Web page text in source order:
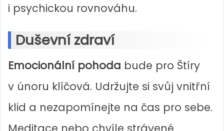
i psychickou rovnováhu.
Duševní zdraví
Emocionální pohoda bude pro Štíry
v únoru klíčová. Udržujte si svůj vnitřní
klid a nezapomínejte na čas pro sebe.